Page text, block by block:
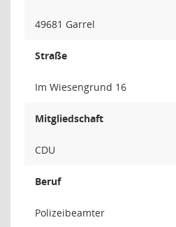
49681 Garrel
Straße
Im Wiesengrund 16
Mitgliedschaft
CDU
Beruf
Polizeibeamter